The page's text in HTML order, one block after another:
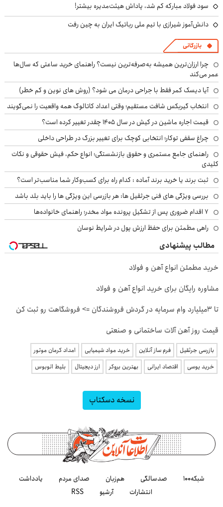
سود فولاد مبارکه کم شد، پاداش هیئت‌مدیره بیشتر!
دانش‌آموز شیرازی با تیم ملی رباتیک ایران به چین رفت
بازرگانی
چرا ارزان‌ترین همیشه به‌صرفه‌ترین نیست؟ راهنمای خرید ساعتی که سال‌ها
عمر می‌کند
آیا دیسک کمر فقط با جراحی درمان می شود؟ (روش های نوین و کم خطر)
انتخاب گیربکس شافت مستقیم؛ وقتی اعداد کاتالوگ همه واقعیت را نمی‌گویند
قیمت اجاره ماشین در کیش در سال ۱۴۰۵ چقدر تغییر کرده است؟
چراغ سقفی توکار؛ انتخابی کوچک برای تغییر بزرگ در طراحی داخلی
راهنمای جامع مستمری و حقوق بازنشستگی؛ انواع حکم، فیش حقوقی و نکات
کلیدی
ثبت برند یا خرید برند آماده : کدام راه برای کسب‌وکار شما مناسب‌تر است؟
بررسی ویژگی های فنی جرثقیل ها: هر بازرسی این ویژگی ها را باید بلد باشد
۷ اقدام ضروری پس از تشکیل پرونده مواد مخدر؛ راهنمای خانواده‌ها
راهی مطمئن برای حفظ ارزش پول در شرایط نوسان
مطالب پیشنهادی
خرید مطمئن انواع آهن و فولاد
مشاوره رایگان برای خرید انواع آهن و فولاد
تا 3میلیارد وام سرمایه در گردش فروشندگان => فروشگاهت رو ثبت کن
قیمت روز آهن آلات ساختمانی و صنعتی
بازرسی جرثقیل فرم ساز آنلاین خرید مواد شیمیایی
امداد کرمان موتور
خرید یوسی
اقتصاد ایرانی بهترین بروکر ارز دیجیتال بلیط اتوبوس
نسخه دسکتاپ
شبکه۱۰۰ صدسالگی هم‌زبان صدای مردم
یادداشت
انتشارات
آرشیو RSS